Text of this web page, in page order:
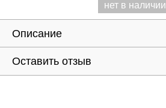
нет в наличии
Описание
Оставить отзыв